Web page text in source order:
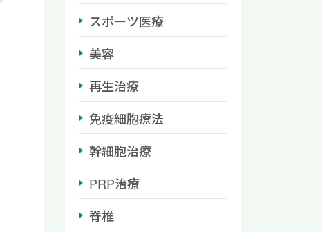
スポーツ医療
美容
再生治療
免疫細胞療法
幹細胞治療
PRP治療
脊椎